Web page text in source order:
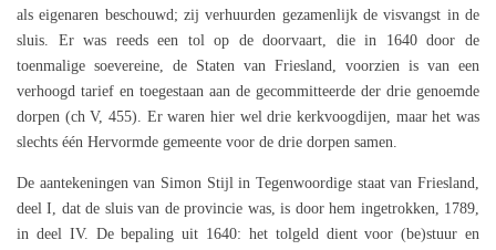
als eigenaren beschouwd; zij verhuurden gezamenlijk de visvangst in de
sluis. Er was reeds een tol op de doorvaart, die in 1640 door de
toenmalige soevereine, de Staten van Friesland, voorzien is van een
verhoogd tarief en toegestaan aan de gecommitteerde der drie genoemde
dorpen (ch V, 455). Er waren hier wel drie kerkvoogdijen, maar het was
slechts één Hervormde gemeente voor de drie dorpen samen.
De aantekeningen van Simon Stijl in Tegenwoordige staat van Friesland,
deel I, dat de sluis van de provincie was, is door hem ingetrokken, 1789,
in deel IV. De bepaling uit 1640: het tolgeld dient voor (be)stuur en